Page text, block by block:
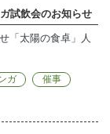
試飲会のお知らせ
「太陽の食卓」人
ガ 催事